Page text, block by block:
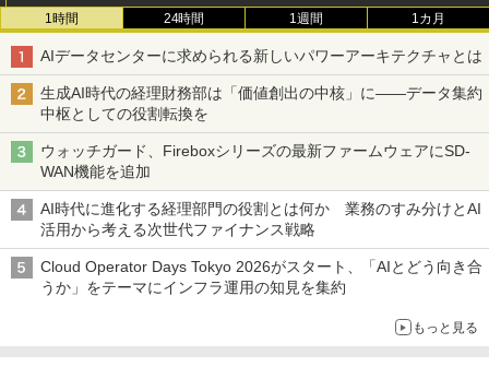
1時間 24時間 1週間 1カ月
AIデータセンターに求められる新しいパワーアーキテクチャとは
生成AI時代の経理財務部は「価値創出の中核」に――データ集約
中枢としての役割転換を
ウォッチガード、Fireboxシリーズの最新ファームウェアにSD-
WAN機能を追加
AI時代に進化する経理部門の役割とは何か 業務のすみ分けとAI
活用から考える次世代ファイナンス戦略
Cloud Operator Days Tokyo 2026がスタート、「AIとどう向き合
うか」をテーマにインフラ運用の知見を集約
もっと見る